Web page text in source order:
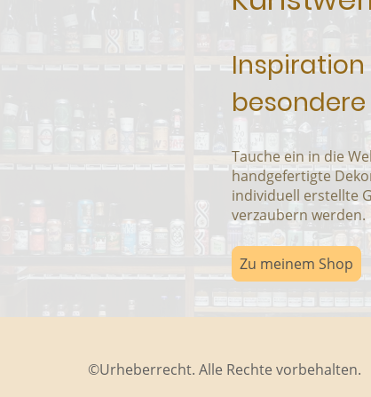
Inspiration
Tauche ein in die
handgefertigte
individuell erstellte
verzaubern werden.
Zu meinem Shop
©Urheberrecht. Alle Rechte vorbehalten.